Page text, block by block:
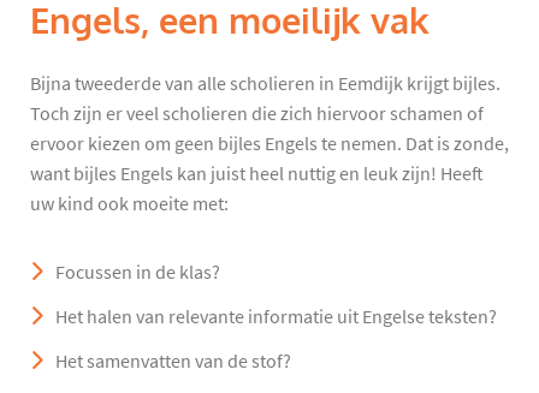
Engels, een moeilijk vak
Bijna tweederde van alle scholieren in Eemdijk krijgt bijles.
Toch zijn er veel scholieren die zich hiervoor schamen of
ervoor kiezen om geen bijles Engels te nemen. Dat is zonde,
want bijles Engels kan juist heel nuttig en leuk zijn! Heeft
uw kind ook moeite met:
Focussen in de klas?
Het halen van relevante informatie uit Engelse teksten?
Het samenvatten van de stof?